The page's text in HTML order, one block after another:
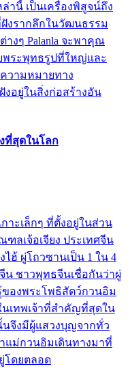
านี้ เป็นเครื่องพิสูจน์ถึง
งรากลึกในวัฒนธรรม
งๆ Palanla จะพาคุณ
พระพุทธรูปที่ใหญ่และ
วามหมายทาง
อยู่ในสิ่งก่อสร้างอัน
ที่สุดในโลก
าะเล็กๆ ที่ตั้งอยู่ในส่วน
ลเจ้อเจียง ประเทศจีน
ฮ้ ผู่โถวซานเป็น 1 ใน 4
ชาวพุทธจีนเชื่อกันว่าผู่
องพระโพธิสัตว์กวนอิม
เทพเจ้าที่สำคัญที่สุดใน
จึงมีผู้แสวงบุญจากทั่ว
แม่กวนอิมเดินทางมาที่
โดยตลอด